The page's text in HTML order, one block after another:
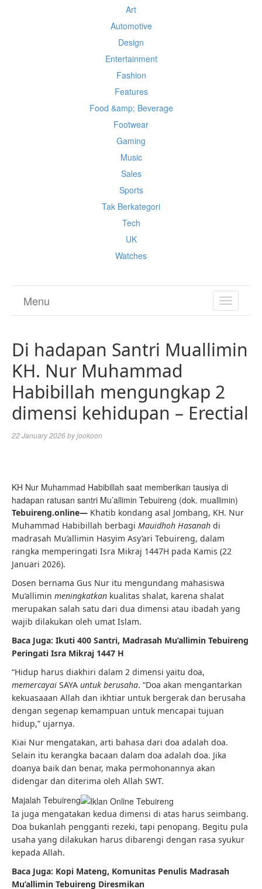
Art
Automotive
Design
Entertainment
Fashion
Features
Food &amp; Beverage
Footwear
Gaming
Music
Sales
Sports
Tak Berkategori
Tech
UK
Watches
TOGGLE
Menu
Di hadapan Santri Muallimin
KH. Nur Muhammad
Habibillah mengungkap 2
dimensi kehidupan – Erectial
22 January 2026byjookoon
KH Nur Muhammad Habibillah saat memberikan tausiya di
hadapan ratusan santri Mu’allimin Tebuireng (dok. muallimin)
Tebuireng.online— Khatib kondang asal Jombang, KH. Nur
Muhammad Habibillah berbagi Mauidhoh Hasanah di
madrasah Mu’allimin Hasyim Asy’ari Tebuireng, dalam
rangka memperingati Isra Mikraj 1447H pada Kamis (22
Januari 2026).
Dosen bernama Gus Nur itu mengundang mahasiswa
Mu’allimin meningkatkan kualitas shalat, karena shalat
merupakan salah satu dari dua dimensi atau ibadah yang
wajib dilakukan oleh umat Islam.
Baca Juga: Ikuti 400 Santri, Madrasah Mu’allimin Tebuireng
Peringati Isra Mikraj 1447 H
“Hidup harus diakhiri dalam 2 dimensi yaitu doa,
memercayai SAYA untuk berusaha. “Doa akan mengantarkan
kekuasaaan Allah dan ikhtiar untuk bergerak dan berusaha
dengan segenap kemampuan untuk mencapai tujuan
hidup,” ujarnya.
Kiai Nur mengatakan, arti bahasa dari doa adalah doa.
Selain itu kerangka bacaan dalam doa adalah doa. Jika
doanya baik dan benar, maka permohonannya akan
didengar dan diterima oleh Allah SWT.
Majalah Tebuireng
Ia juga mengatakan kedua dimensi di atas harus seimbang.
Doa bukanlah pengganti rezeki, tapi penopang. Begitu pula
usaha yang dilakukan harus dibarengi dengan rasa syukur
kepada Allah.
Baca Juga: Kopi Mateng, Komunitas Penulis Madrasah
Mu’allimin Tebuireng Diresmikan